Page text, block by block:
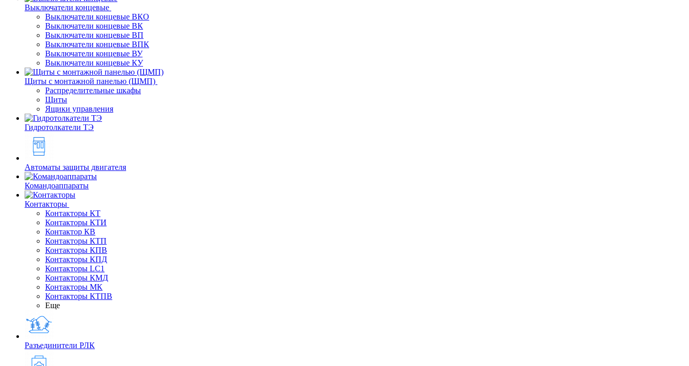
Выключатели концевые
Выключатели концевые ВКО
Выключатели концевые ВК
Выключатели концевые ВП
Выключатели концевые ВПК
Выключатели концевые ВУ
Выключатели концевые КУ
Щиты с монтажной панелью (ЩМП)
Распределительные шкафы
Щиты
Ящики управления
Гидротолкатели ТЭ
Автоматы защиты двигателя
Командоаппараты
Контакторы
Контакторы КТ
Контакторы КТИ
Контактор КВ
Контакторы КТП
Контакторы КПВ
Контакторы КПД
Контакторы LC1
Контакторы КМД
Контакторы МК
Контакторы КТПВ
Еще
Разъединители РЛК